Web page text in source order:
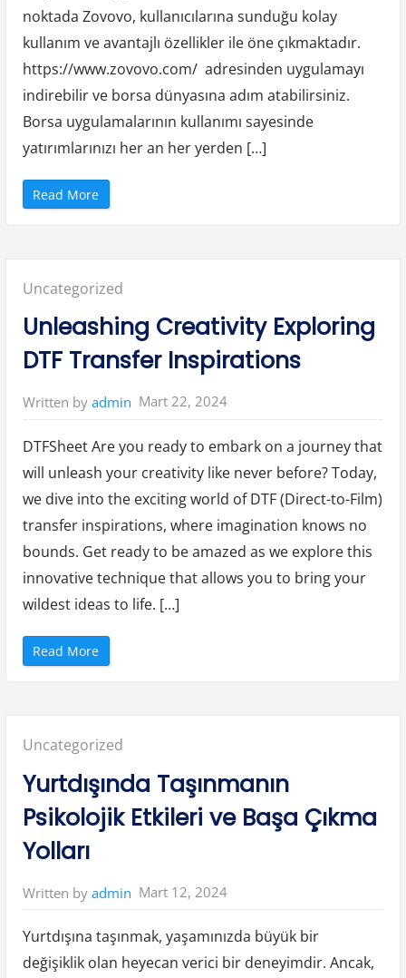
noktada Zovovo, kullanıcılarına sunduğu kolay
kullanım ve avantajlı özellikler ile öne çıkmaktadır.
https://www.zovovo.com/ adresinden uygulamayı
indirebilir ve borsa dünyasına adım atabilirsiniz.
Borsa uygulamalarının kullanımı sayesinde
yatırımlarınızı her an her yerden […]
Read More“
N
r
s
U
y
u
l
m
a
K
u
l
n
a
l
ı
s
ı
n
z
Posted
in:
Uncategorized
Unleashing Creativity Exploring
DTF Transfer Inspirations
Written by admin Mart 22, 2024
DTFSheet Are you ready to embark on a journey that
will unleash your creativity like never before? Today,
we dive into the exciting world of DTF (Direct-to-Film)
transfer inspirations, where imagination knows no
bounds. Get ready to be amazed as we explore this
innovative technique that allows you to bring your
wildest ideas to life. […]
Read More“
U
i
n
C
r
e
a
t
y
E
l
o
r
i
Posted
in:
Uncategorized
Yurtdışında Taşınmanın
Psikolojik Etkileri ve Başa Çıkma
Yolları
Written by admin Mart 12, 2024
Yurtdışına taşınmak, yaşamınızda büyük bir
değişiklik olan heyecan verici bir deneyimdir. Ancak,